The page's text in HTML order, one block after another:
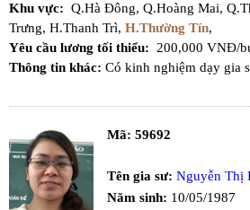
Khu vực: Q.Hà Đông, Q.Hoàng Mai,
Trưng, H.Thanh Trì, H.Thường Tín,
Yêu cầu lương tối thiểu:
200,000 VNĐ/
Thông tin khác: Có kinh nghiệm dạy gia
Mã: 59692
Tên gia sư: Nguyễn Thị
Năm sinh: 10/05/1987